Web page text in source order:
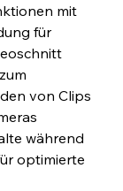
mit
für
von Clips
während
optimierte